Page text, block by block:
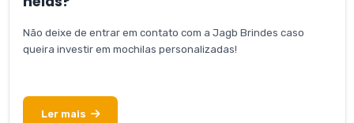
Não deixe de entrar em contato com a Jagb Brindes caso
queira investir em mochilas personalizadas!
Ler mais